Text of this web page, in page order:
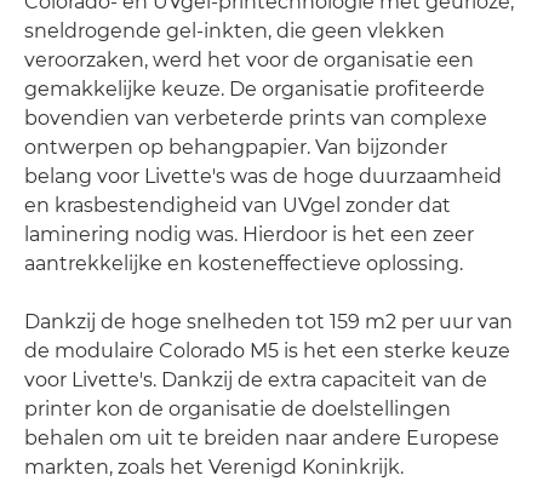
sneldrogende gel-inkten, die geen vlekken
veroorzaken, werd het voor de organisatie een
gemakkelijke keuze. De organisatie profiteerde
bovendien van verbeterde prints van complexe
ontwerpen op behangpapier. Van bijzonder
belang voor Livette's was de hoge duurzaamheid
en krasbestendigheid van UVgel zonder dat
laminering nodig was. Hierdoor is het een zeer
aantrekkelijke en kosteneffectieve oplossing.
Dankzij de hoge snelheden tot 159 m2 per uur van
de modulaire Colorado M5 is het een sterke keuze
voor Livette's. Dankzij de extra capaciteit van de
printer kon de organisatie de doelstellingen
behalen om uit te breiden naar andere Europese
markten, zoals het Verenigd Koninkrijk.